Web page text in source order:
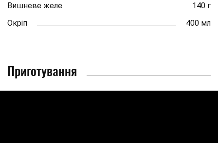
Вишневе желе
140 г
Окріп
400 мл
Приготування